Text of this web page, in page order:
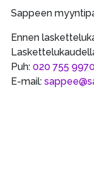
Sappeen
Ennen
Puh: 020 755 9970
E-mail: